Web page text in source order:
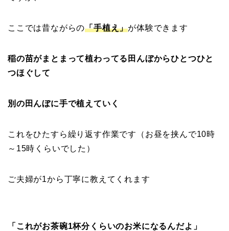
ここでは昔ながらの「手植え」が体験できます
稲の苗がまとまって植わってる田んぼからひとつひと
つほぐして
別の田んぼに手で植えていく
これをひたすら繰り返す作業です（お昼を挟んで10時
～15時くらいでした）
ご夫婦が1から丁寧に教えてくれます
「これがお茶碗1杯分くらいのお米になるんだよ」